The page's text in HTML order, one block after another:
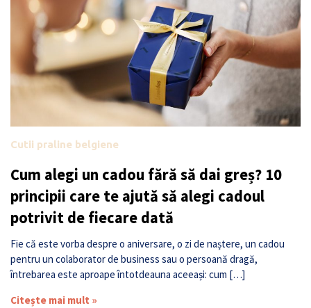
Cutii praline belgiene
Cum alegi un cadou fără să dai greș? 10
principii care te ajută să alegi cadoul
potrivit de fiecare dată
Fie că este vorba despre o aniversare, o zi de naștere, un cadou
pentru un colaborator de business sau o persoană dragă,
întrebarea este aproape întotdeauna aceeași: cum […]
Citește mai mult »